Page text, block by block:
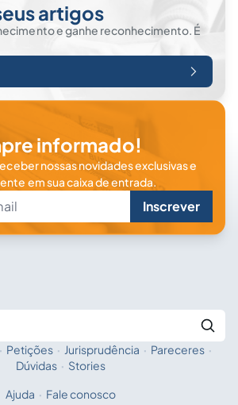
artigos
e ganhe reconhecimento. É
informado!
nossas novidades exclusivas e
em sua caixa de entrada.
Inscrever
Fale com a IA
· Petições · Jurisprudência · Pareceres ·
Dúvidas · Stories
Ajuda · Fale conosco